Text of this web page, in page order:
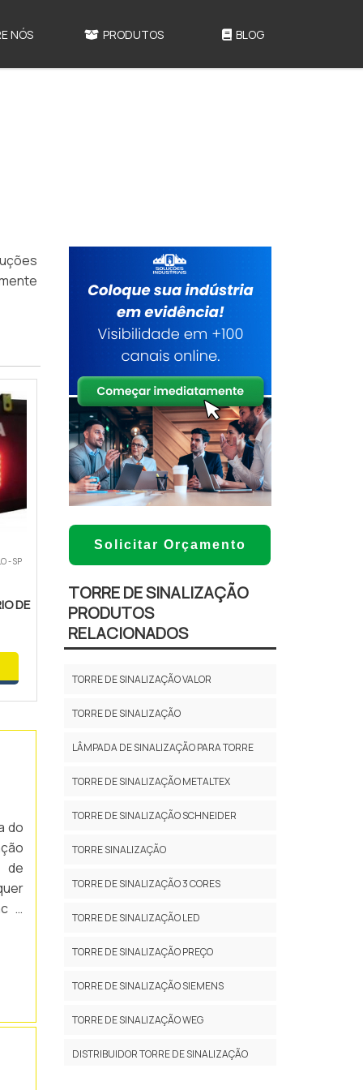
NÓS PRODUTOS BLOG
- SP
DE
do
de
4
e
Solicitar Orçamento
TORRE DE SINALIZAÇÃO
PRODUTOS
RELACIONADOS
TORRE DE SINALIZAÇÃO VALOR
TORRE DE SINALIZAÇÃO
LÂMPADA DE SINALIZAÇÃO PARA TORRE
TORRE DE SINALIZAÇÃO METALTEX
TORRE DE SINALIZAÇÃO SCHNEIDER
TORRE SINALIZAÇÃO
TORRE DE SINALIZAÇÃO 3 CORES
TORRE DE SINALIZAÇÃO LED
TORRE DE SINALIZAÇÃO PREÇO
TORRE DE SINALIZAÇÃO SIEMENS
TORRE DE SINALIZAÇÃO WEG
DISTRIBUIDOR TORRE DE SINALIZAÇÃO